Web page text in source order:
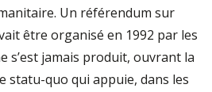
Un référendum sur
être organisé en 1992 par les
s’est jamais produit, ouvrant la
statu-quo qui appuie, dans les